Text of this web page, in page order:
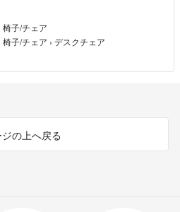
椅子/チェア
椅子/チェア › デスクチェア
の上へ戻る